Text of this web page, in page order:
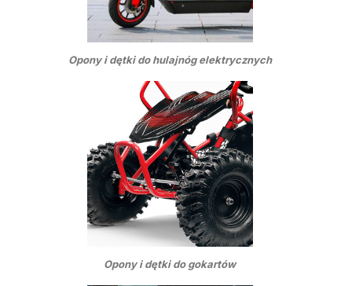
Opony i dętki do hulajnóg elektrycznych
Opony i dętki do gokartów